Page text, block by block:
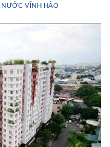
NƯỚC VĨNH HẢO